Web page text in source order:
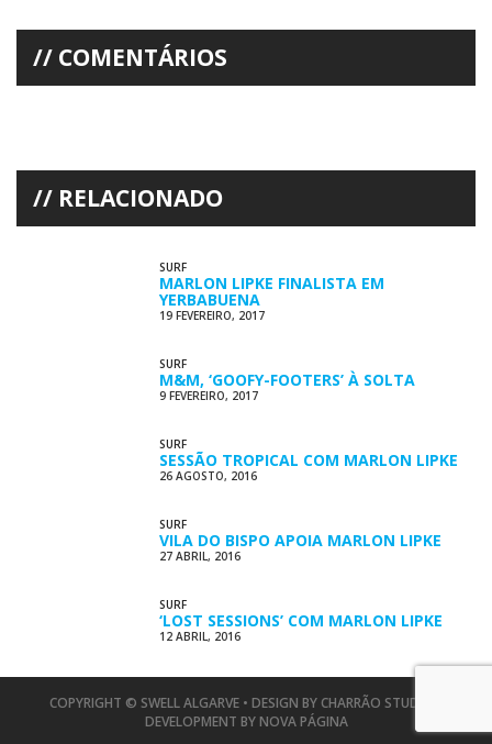
COMENTÁRIOS
RELACIONADO
SURF
MARLON LIPKE FINALISTA EM
YERBABUENA
19 FEVEREIRO, 2017
SURF
M&M, ‘GOOFY-FOOTERS’ À SOLTA
9 FEVEREIRO, 2017
SURF
SESSÃO TROPICAL COM MARLON LIPKE
26 AGOSTO, 2016
SURF
VILA DO BISPO APOIA MARLON LIPKE
27 ABRIL, 2016
SURF
‘LOST SESSIONS’ COM MARLON LIPKE
12 ABRIL, 2016
COPYRIGHT © SWELL ALGARVE • DESIGN BY CHARRÃO STUDIO
DEVELOPMENT BY NOVA PÁGINA